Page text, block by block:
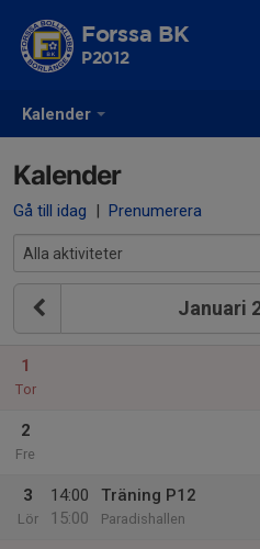
Kalender
Forssa BK
P2012
Kalender
Gå till idag | Prenumerera
Januari
1
Tor
2
Fre
3
Lör
14:00
15:00
Träning P12
Paradishallen